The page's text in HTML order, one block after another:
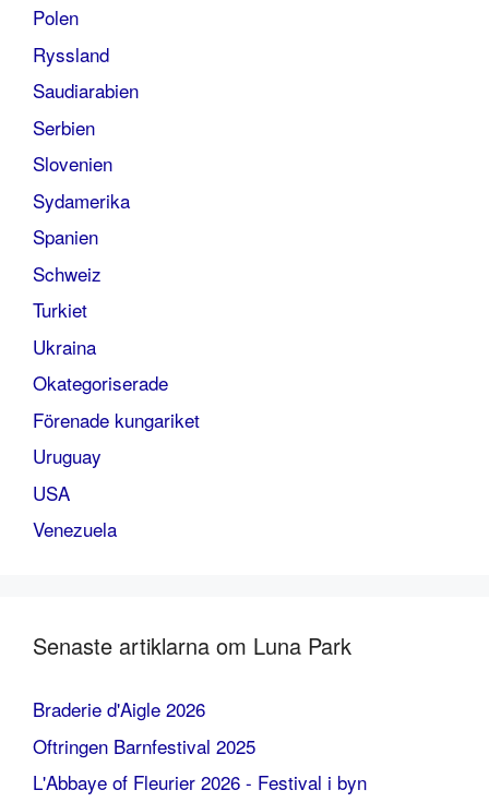
Polen
Ryssland
Saudiarabien
Serbien
Slovenien
Sydamerika
Spanien
Schweiz
Turkiet
Ukraina
Okategoriserade
Förenade kungariket
Uruguay
USA
Venezuela
Senaste artiklarna om Luna Park
Braderie d'Aigle 2026
Oftringen Barnfestival 2025
L'Abbaye of Fleurier 2026 - Festival i byn